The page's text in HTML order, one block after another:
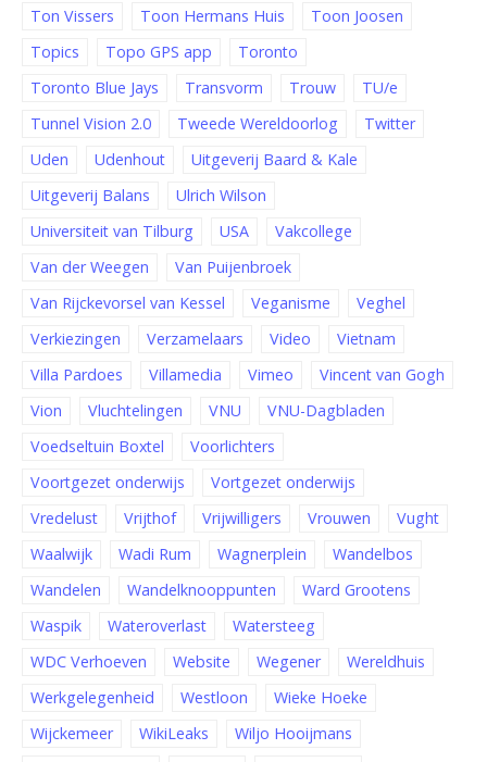
Ton Vissers
Toon Hermans Huis
Toon Joosen
Topics
Topo GPS app
Toronto
Toronto Blue Jays
Transvorm Trouw
TU/e
Tunnel Vision 2.0
Tweede Wereldoorlog
Twitter
Uden
Udenhout
Uitgeverij Baard & Kale
Uitgeverij Balans
Ulrich Wilson
Universiteit van Tilburg
USA
Vakcollege
Van der Weegen
Van Puijenbroek
Van Rijckevorsel van Kessel
Veganisme
Veghel
Verkiezingen
Verzamelaars Video
Vietnam
Villa Pardoes
Villamedia Vimeo
Vincent van Gogh
Vion
Vluchtelingen VNU
VNU-Dagbladen
Voedseltuin Boxtel
Voorlichters
Voortgezet onderwijs
Vortgezet onderwijs
Vredelust
Vrijthof Vrijwilligers Vrouwen
Vught
Waalwijk
Wadi Rum Wagnerplein
Wandelbos
Wandelen
Wandelknooppunten
Ward Grootens
Waspik
Wateroverlast
Watersteeg
WDC Verhoeven
Website Wegener
Wereldhuis
Werkgelegenheid
Westloon
Wieke Hoeke
Wijckemeer
WikiLeaks
Wiljo Hooijmans